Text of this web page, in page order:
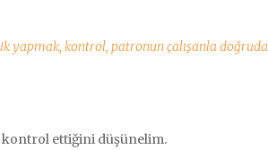
yapmak, kontrol, patronun çalışanla
kontrol ettiğini düşünelim.